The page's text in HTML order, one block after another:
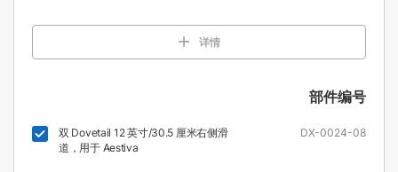
详情
部件编号
双 Dovetail 12 英寸/30.5 厘米右侧滑
道，用于 Aestiva
DX-0024-08